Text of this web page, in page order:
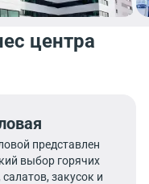
центра
представлен
выбор горячих
закусок и